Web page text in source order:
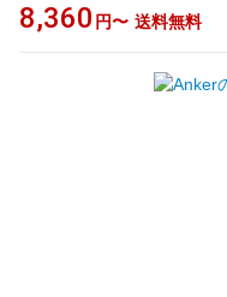
8,360 円〜 送料無料